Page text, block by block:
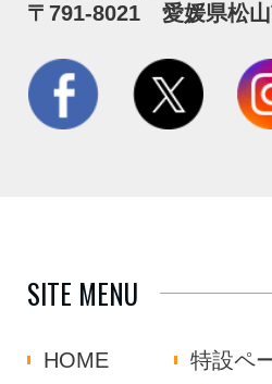
〒791-8021 愛媛県松
SITE MENU
HOME 特設ペ